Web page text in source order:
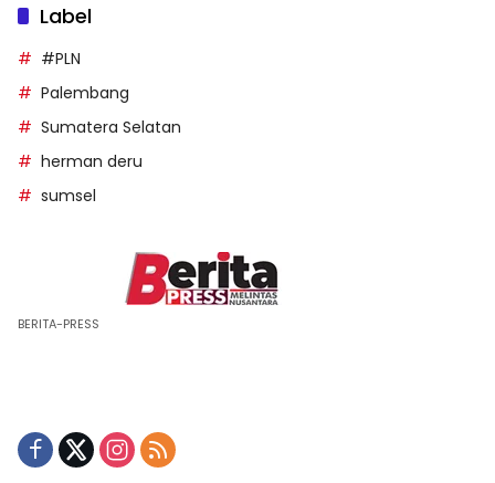
Label
#PLN
Palembang
Sumatera Selatan
herman deru
sumsel
BERITA-PRESS